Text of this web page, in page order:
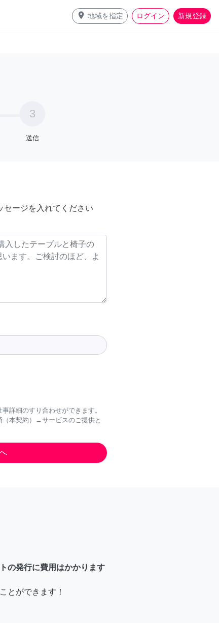
place 地域を指定 ログイン 新規登録
3
送信
セージを入れてください
詳細のすり合わせができます。
本契約）→サービスのご提供と
の発行に費用はかかります
とができます！